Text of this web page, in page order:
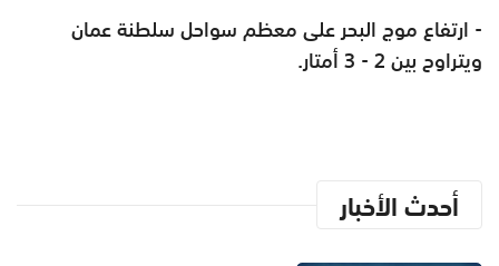
- ارتفاع موج البحر على معظم سواحل سلطنة عمان
ويتراوح بين 2 - 3 أمتار.
أحدث الأخبار